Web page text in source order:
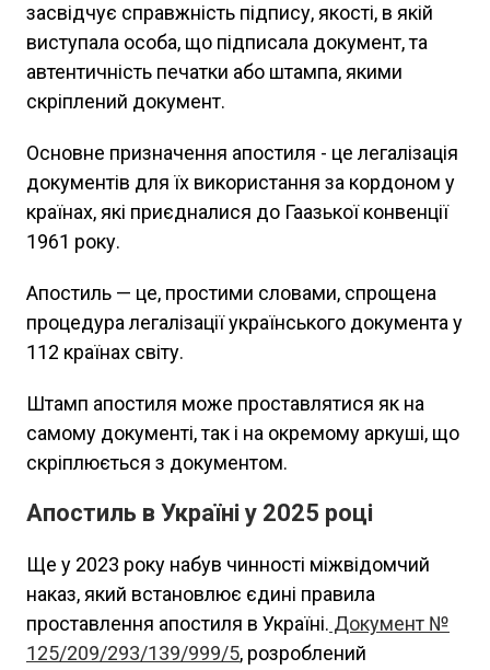
засвідчує справжність підпису, якості, в якій
виступала особа, що підписала документ, та
автентичність печатки або штампа, якими
скріплений документ.
Основне призначення апостиля - це легалізація
документів для їх використання за кордоном у
країнах, які приєдналися до Гаазької конвенції
1961 року.
Апостиль — це, простими словами, спрощена
процедура легалізації українського документа у
112 країнах світу.
Штамп апостиля може проставлятися як на
самому документі, так і на окремому аркуші, що
скріплюється з документом.
Апостиль в Україні у 2025 році
Ще у 2023 року набув чинності міжвідомчий
наказ, який встановлює єдині правила
проставлення апостиля в Україні. Документ №
125/209/293/139/999/5, розроблений